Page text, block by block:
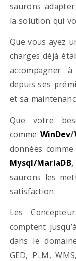
saurons
la solution qui
Que vous ayez
charges déjà
accompagner
depuis ses
et sa
Que votre
comme WinDev/
données comme
Mysql/MariaDB,
saurons les
satisfaction.
Les
comptent
dans le
GED, PLM,